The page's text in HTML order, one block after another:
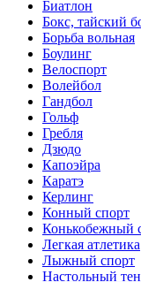
Биатлон
Бокс, тайский
Борьба вольная
Боулинг
Велоспорт
Волейбол
Гандбол
Гольф
Гребля
Дзюдо
Капоэйра
Каратэ
Керлинг
Конный спорт
Конькобежный
Легкая атлетика
Лыжный спорт
Настольный